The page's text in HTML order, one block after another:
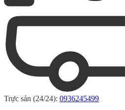
Trực sản (24/24): 0936245499